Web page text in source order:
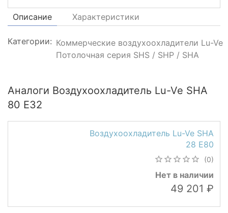
Описание Характеристики
Категории: Коммерческие воздухоохладители Lu-Ve
Потолочная серия SHS / SHP / SHA
Аналоги Воздухоохладитель Lu-Ve SHA
80 E32
Воздухоохладитель Lu-Ve SHA
28 E80
(0)
Нет в наличии
49 201